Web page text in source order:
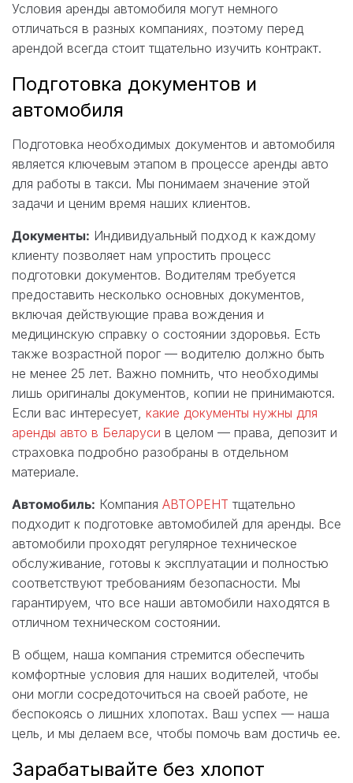
Условия аренды автомобиля могут немного
отличаться в разных компаниях, поэтому перед
арендой всегда стоит тщательно изучить контракт.
Подготовка документов и
автомобиля
Подготовка необходимых документов и автомобиля
является ключевым этапом в процессе аренды авто
для работы в такси. Мы понимаем значение этой
задачи и ценим время наших клиентов.
Документы: Индивидуальный подход к каждому
клиенту позволяет нам упростить процесс
подготовки документов. Водителям требуется
предоставить несколько основных документов,
включая действующие права вождения и
медицинскую справку о состоянии здоровья. Есть
также возрастной порог — водителю должно быть
не менее 25 лет. Важно помнить, что необходимы
лишь оригиналы документов, копии не принимаются.
Если вас интересует, какие документы нужны для
аренды авто в Беларуси в целом — права, депозит и
страховка подробно разобраны в отдельном
материале.
Автомобиль: Компания АВТОРЕНТ тщательно
подходит к подготовке автомобилей для аренды. Все
автомобили проходят регулярное техническое
обслуживание, готовы к эксплуатации и полностью
соответствуют требованиям безопасности. Мы
гарантируем, что все наши автомобили находятся в
отличном техническом состоянии.
В общем, наша компания стремится обеспечить
комфортные условия для наших водителей, чтобы
они могли сосредоточиться на своей работе, не
беспокоясь о лишних хлопотах. Ваш успех — наша
цель, и мы делаем все, чтобы помочь вам достичь ее.
Зарабатывайте без хлопот